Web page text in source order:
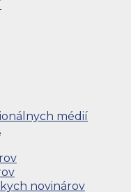
médií
novinárov